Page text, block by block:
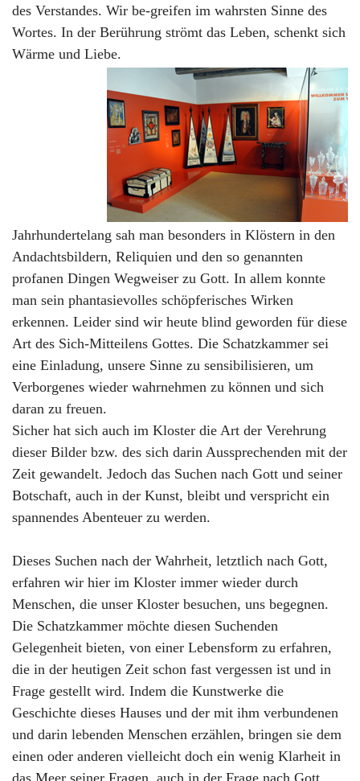
des Verstandes. Wir be-greifen im wahrsten Sinne des
Wortes. In der Berührung strömt das Leben, schenkt sich
Wärme und Liebe.
Jahrhundertelang sah man besonders in Klöstern in den
Andachtsbildern, Reliquien und den so genannten
profanen Dingen Wegweiser zu Gott. In allem konnte
man sein phantasievolles schöpferisches Wirken
erkennen. Leider sind wir heute blind geworden für diese
Art des Sich-Mitteilens Gottes. Die Schatzkammer sei
eine Einladung, unsere Sinne zu sensibilisieren, um
Verborgenes wieder wahrnehmen zu können und sich
daran zu freuen.
Sicher hat sich auch im Kloster die Art der Verehrung
dieser Bilder bzw. des sich darin Aussprechenden mit der
Zeit gewandelt. Jedoch das Suchen nach Gott und seiner
Botschaft, auch in der Kunst, bleibt und verspricht ein
spannendes Abenteuer zu werden.
Dieses Suchen nach der Wahrheit, letztlich nach Gott,
erfahren wir hier im Kloster immer wieder durch
Menschen, die unser Kloster besuchen, uns begegnen.
Die Schatzkammer möchte diesen Suchenden
Gelegenheit bieten, von einer Lebensform zu erfahren,
die in der heutigen Zeit schon fast vergessen ist und in
Frage gestellt wird. Indem die Kunstwerke die
Geschichte dieses Hauses und der mit ihm verbundenen
und darin lebenden Menschen erzählen, bringen sie dem
einen oder anderen vielleicht doch ein wenig Klarheit in
das Meer seiner Fragen, auch in der Frage nach Gott.